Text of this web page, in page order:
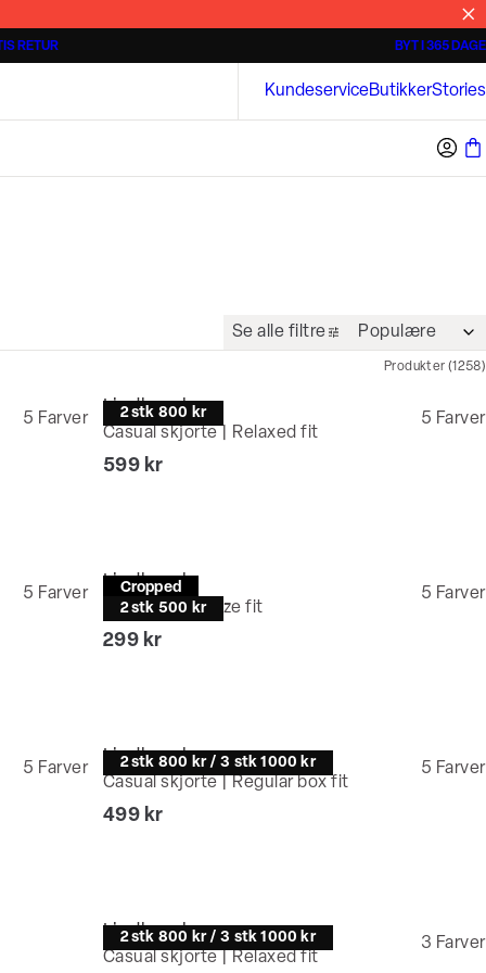
RETUR BYT I 365 DAGE
KundeserviceButikkerStories
Kortærmede skjorter
Bison
Se alle filtre
Produkter (1258)
5 Farver 2 stk 800 kr
Lindbergh
Casual skjorte | Relaxed fit
5 Farver
I alt (inkl. rabat)
599 kr
5 Farver
Cropped
2 stk 500 kr
Lindbergh
T-shirt | Oversize fit
5 Farver
I alt (inkl. rabat)
299 kr
5 Farver 2 stk 800 kr / 3 stk 1000 kr
Lindbergh
Casual skjorte | Regular box fit
5 Farver
I alt (inkl. rabat)
499 kr
2 stk 800 kr / 3 stk 1000 kr
Lindbergh
Casual skjorte | Relaxed fit
3 Farver